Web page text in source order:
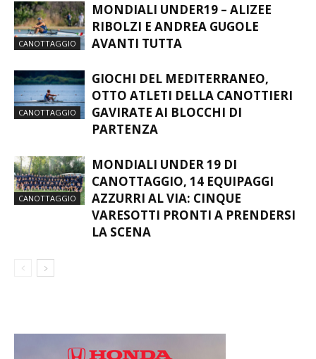
CANOTTAGGIO
MONDIALI UNDER19 – ALIZEE
RIBOLZI E ANDREA GUGOLE
AVANTI TUTTA
CANOTTAGGIO
GIOCHI DEL MEDITERRANEO,
OTTO ATLETI DELLA CANOTTIERI
GAVIRATE AI BLOCCHI DI
PARTENZA
CANOTTAGGIO
MONDIALI UNDER 19 DI
CANOTTAGGIO, 14 EQUIPAGGI
AZZURRI AL VIA: CINQUE
VARESOTTI PRONTI A PRENDERSI
LA SCENA